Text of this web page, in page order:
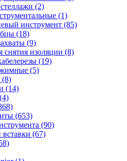
(2)
(1)
инструмент (85)
(18)
(9)
снятия изоляции (8)
(19)
(5)
(14)
(653)
(90)
(67)